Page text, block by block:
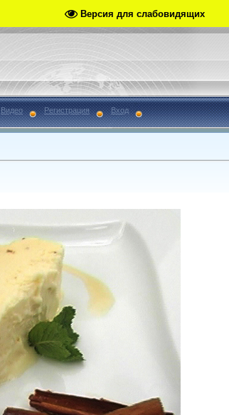
Версия для слабовидящих
Видео Регистрация Вход